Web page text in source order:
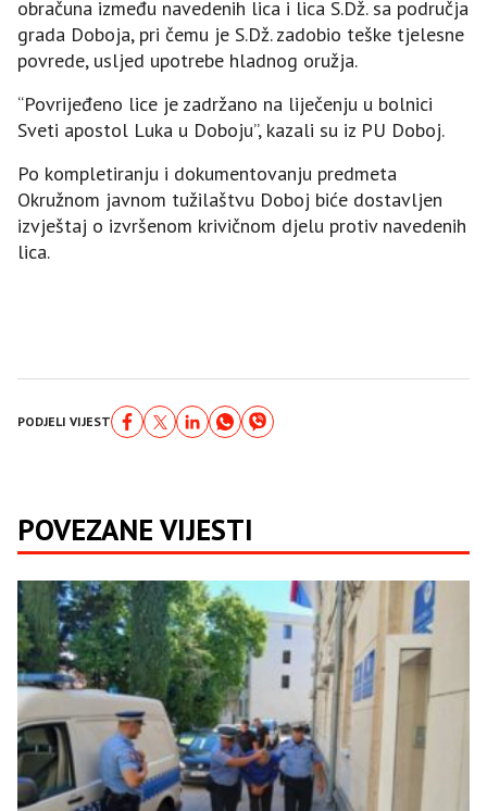
obračuna između navedenih lica i lica S.Dž. sa područja
grada Doboja, pri čemu je S.Dž. zadobio teške tjelesne
povrede, usljed upotrebe hladnog oružja.
“Povrijeđeno lice je zadržano na liječenju u bolnici
Sveti apostol Luka u Doboju”, kazali su iz PU Doboj.
Po kompletiranju i dokumentovanju predmeta
Okružnom javnom tužilaštvu Doboj biće dostavljen
izvještaj o izvršenom krivičnom djelu protiv navedenih
lica.
PODJELI VIJEST
POVEZANE VIJESTI